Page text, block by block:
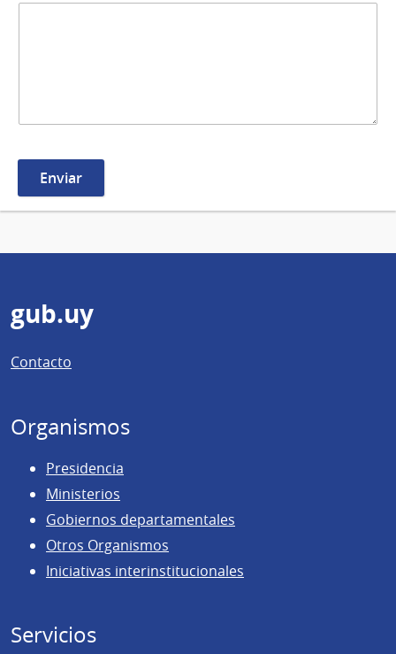
Pie
de
página
gub.uy
Contacto
Organismos
Presidencia
Ministerios
Gobiernos departamentales
Otros Organismos
Iniciativas interinstitucionales
Servicios